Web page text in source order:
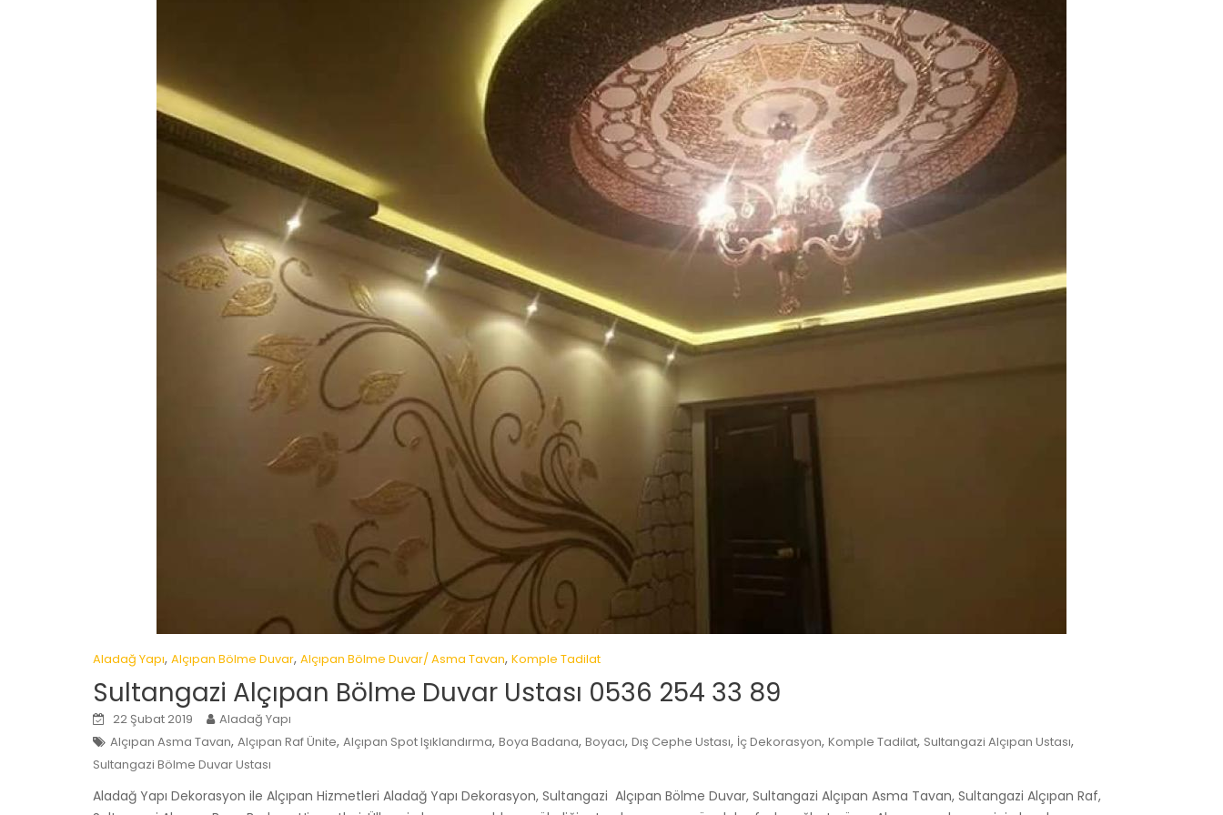
Aladağ Yapı, Alçıpan Bölme Duvar, Alçıpan Bölme Duvar/ Asma Tavan, Komple Tadilat
Sultangazi Alçıpan Bölme Duvar Ustası 0536 254 33 89
22 Şubat 2019
Aladağ Yapı
Alçıpan Asma Tavan, Alçıpan Raf Ünite, Alçıpan Spot Işıklandırma, Boya Badana, Boyacı, Dış Cephe Ustası, İç Dekorasyon, Komple Tadilat, Sultangazi Alçıpan Ustası,
Sultangazi Bölme Duvar Ustası
Aladağ Yapı Dekorasyon ile Alçıpan Hizmetleri Aladağ Yapı Dekorasyon, Sultangazi Alçıpan Bölme Duvar, Sultangazi Alçıpan Asma Tavan, Sultangazi Alçıpan Raf,